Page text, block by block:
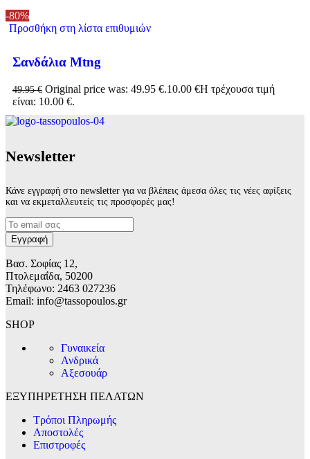
-80%
Προσθήκη στη λίστα επιθυμιών
Σανδάλια Mtng
49.95€ Original price was: 49.95 €.10.00 €Η τρέχουσα τιμή
είναι: 10.00 €.
Νewsletter
Κάνε εγγραφή στο newsletter για να βλέπεις άμεσα όλες τις νέες αφίξεις
και να εκμεταλλευτείς τις προσφορές μας!
Βασ. Σοφίας 12,
Πτολεμαΐδα, 50200
Τηλέφωνο: 2463 027236
Email: info@tassopoulos.gr
SHOP
Γυναικεία
Ανδρικά
Αξεσουάρ
ΕΞΥΠΗΡΕΤΗΣΗ ΠΕΛΑΤΩΝ
Τρόποι Πληρωμής
Αποστολές
Επιστροφές